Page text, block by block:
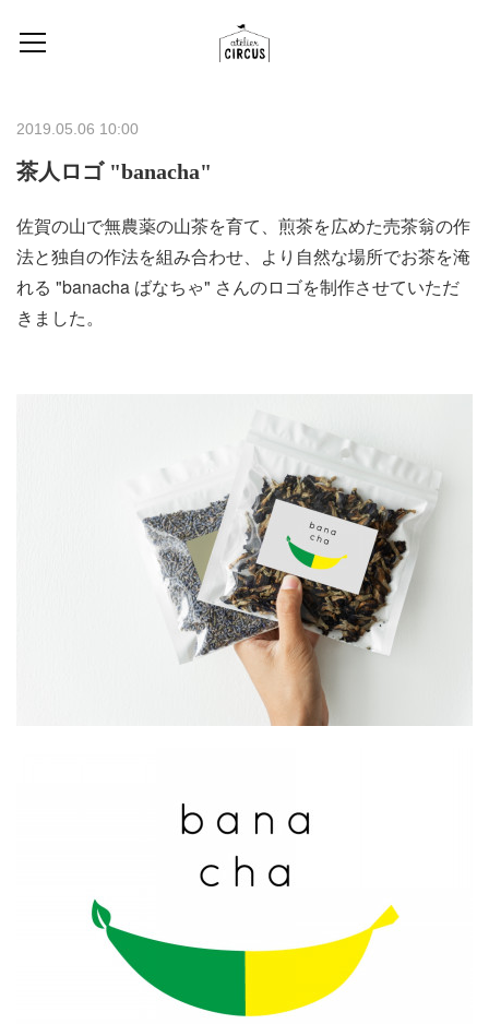
2019.05.06 10:00
茶人ロゴ "banacha"
佐賀の山で無農薬の山茶を育て、煎茶を広めた売茶翁の作
法と独自の作法を組み合わせ、より自然な場所でお茶を淹
れる "banacha ばなちゃ" さんのロゴを制作させていただ
きました。